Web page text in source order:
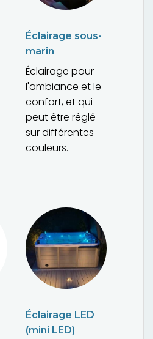
Éclairage sous-
marin
Éclairage pour
l'ambiance et le
confort, et qui
peut être réglé
sur différentes
couleurs.
Éclairage LED
(mini LED)